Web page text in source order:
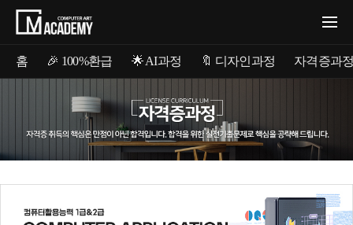
홈 🎉 100%환급 🌟 AI과정 🔖 디자인과정 자격증과